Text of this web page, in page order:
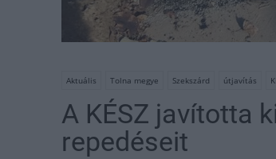
Aktuális Tolna megye Szekszárd útjavítás
A KÉSZ javította
repedéseit